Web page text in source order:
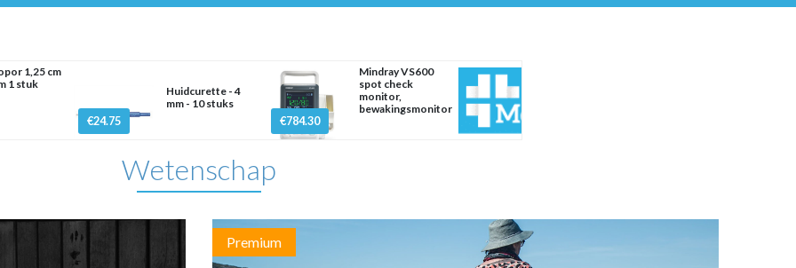
1,25 cm
1 stuk
€24.75
Huidcurette - 4
mm - 10 stuks
€784.30
Mindray VS600
spot check
monitor,
bewakingsmonitor
Wetenschap
Premium